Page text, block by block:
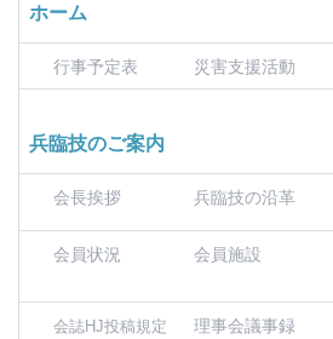
ホーム
行事予定表 災害支援活動
兵臨技のご案内
会長挨拶 兵臨技の沿革
会員状況 会員施設
会誌HJ投稿規定 理事会議事録